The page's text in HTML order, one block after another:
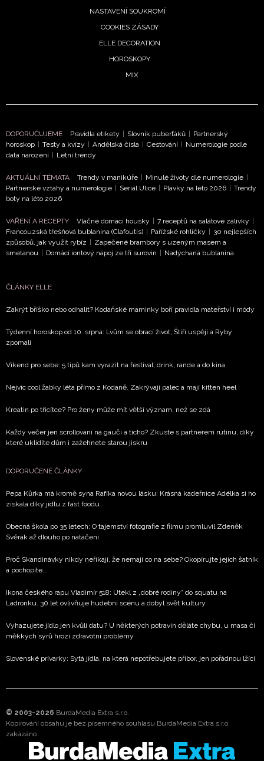
Chcete navíc dostávat i další zajímavé a exkluzivní
soukromí BurdaMedia Extra s.r.o.
NASTAVENÍ SOUKROMÍ
COOKIES ZÁSADY
ELLE DECORATION
HOROSKOPY
MIX
DOPORUČUJEME Pravidla etikety | Slovník puberťáků | Partnerský
horoskop | Testy a kvízy | Andělská čísla | Cestování | Numerologie podle
data narození | Letní trendy
AKTUÁLNÍ TÉMATA Trendy v manikúře | Minulé životy dle numerologie |
Partnerské vztahy a numerologie | Seriál Ulice | Plavky na léto 2026 | Trendy
boty na léto 2026
VAŘENÍ A RECEPTY Vláčné domácí housky | 7 receptů na salátové zálivky |
Francouzská třešňová bublanina (Clafoutis) | Pařížské rohlíčky | 30 nejlepších
způsobů, jak využít rybíz | Zapečené brambory s uzeným masem a
smetanou | Domácí iontový nápoj ze tří surovin | Nadýchaná bublanina
ČLÁNKY ELLE
Zakrýt bříško nebo odhalit? Kodaňské maminky boří pravidla mateřství i módy
Týdenní horoskop od 10. srpna: Lvům se obrací život, Štíři uspějí a Ryby
zpomalí
Víkend pro sebe: 5 tipů kam vyrazit na festival, drink, rande a do kina
Nejvíc cool žabky léta přímo z Kodaně. Zakrývají palec a mají kitten heel
Kreatin po třicítce? Pro ženy může mít větší význam, než se zdá
Každý večer jen scrollování na gauči a ticho? Zkuste s partnerem rutinu, díky
které uklidíte dům i zažehnete starou jiskru
DOPORUČENÉ ČLÁNKY
Pepa Kůrka má kromě syna Rafíka novou lásku: Krásná kadeřnice Adélka si ho
získala díky jídlu z fast foodu
Obecná škola po 35 letech: O tajemství fotografie z filmu promluvil Zdeněk
Svěrák až dlouho po natáčení
Proč Skandinávky nikdy neříkají, že nemají co na sebe? Okopírujte jejich šatník
a pochopíte...
Ikona českého rapu Vladimír 518: Utekl z „dobré rodiny“ do squatu na
Ladronku. 30 let ovlivňuje hudební scénu a dobyl svět kultury
Vyhazujete jídlo jen kvůli datu? U některých potravin děláte chybu, u masa či
měkkých sýrů hrozí zdravotní problémy
Slovenské prívarky: Sytá jídla, na která nepotřebujete příbor, jen pořádnou lžíci
© 2003-2026 BurdaMedia Extra s.r.o.
Kopírování obsahu je bez písemného souhlasu BurdaMedia Extra s.r.o.
zakázáno